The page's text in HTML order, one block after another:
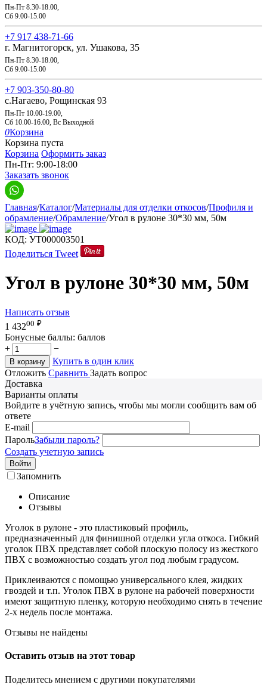
Пн-Пт 8.30-18.00,
Сб 9.00-15.00
+7 917 438-71-66
г. Магнитогорск, ул. Ушакова, 35
Пн-Пт 8.30-18.00,
Сб 9.00-15.00
+7 903-350-80-80
с.Нагаево, Рощинская 93
Пн-Пт 10.00-19.00,
Сб 10.00-16.00, Вс Выходной
0Корзина
Корзина пуста
Корзина Оформить заказ
Пн-Пт: 9:00-18:00
Заказать звонок
Главная/Каталог/Материалы для отделки откосов/Профиля и
обрамление/Обрамление/Угол в рулоне 30*30 мм, 50м
КОД: УТ000003501
Поделиться Tweet
Угол в рулоне 30*30 мм, 50м
Написать отзыв
1 43200 ₽
Бонусные баллы: баллов
+
−
В корзину
Купить в один клик
Отложить Сравнить Задать вопрос
Доставка
Варианты оплаты
Войдите в учётную запись, чтобы мы могли сообщить вам об
ответе
E-mail
ПарольЗабыли пароль?
Создать учетную запись
Войти
Запомнить
Описание
Отзывы
Уголок в рулоне - это пластиковый профиль,
предназначенный для финишной отделки угла откоса. Гибкий
уголок ПВХ представляет собой плоскую полосу из жесткого
ПВХ с возможностью создать угол под любым градусом.
Приклеиваются с помощью универсального клея, жидких
гвоздей и т.п. Уголок ПВХ в рулоне на рабочей поверхности
имеют защитную пленку, которую необходимо снять в течение
2-х недель после монтажа.
Отзывы не найдены
Оставить отзыв на этот товар
Поделитесь мнением с другими покупателями